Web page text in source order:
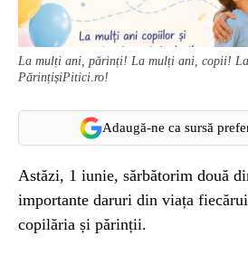
La mulți ani, părinți! La mulți ani, copii!
PărințișiPitici.ro!
Adaugă-ne ca sursă
Astăzi, 1 iunie, sărbătorim două
importante daruri din viața
copilăria și părinții.